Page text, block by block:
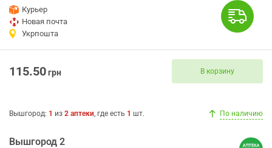
Курьер
Новая почта
Укрпошта
115.50грн В корзину
Вышгород: 1 из 2 аптеки, где есть 1 шт. По наличию
Вышгород 2